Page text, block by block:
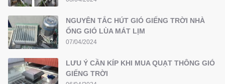
NGUYÊN TẮC HÚT GIÓ GIẾNG TRỜI NHÀ
ỐNG GIÓ LÙA MÁT LỊM
07/04/2024
LƯU Ý CẦN KÍP KHI MUA QUẠT THÔNG GIÓ
GIẾNG TRỜI